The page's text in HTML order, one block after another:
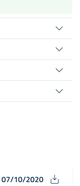
07/10/2020